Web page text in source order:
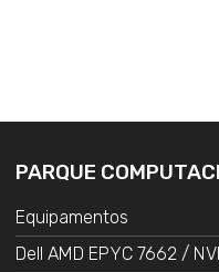
PARQUE
Equipamentos
Dell AMD EPYC 7662 /